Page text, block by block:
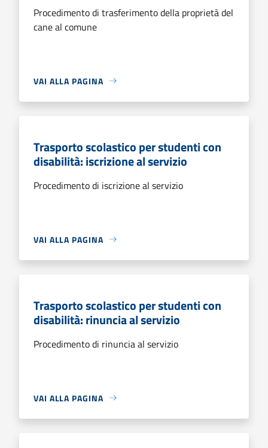
Procedimento di trasferimento della proprietà del
cane al comune
VAI ALLA PAGINA
Trasporto scolastico per studenti con
disabilità: iscrizione al servizio
Procedimento di iscrizione al servizio
VAI ALLA PAGINA
Trasporto scolastico per studenti con
disabilità: rinuncia al servizio
Procedimento di rinuncia al servizio
VAI ALLA PAGINA